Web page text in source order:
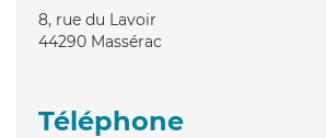
8, rue du Lavoir
44290 Massérac
Téléphone